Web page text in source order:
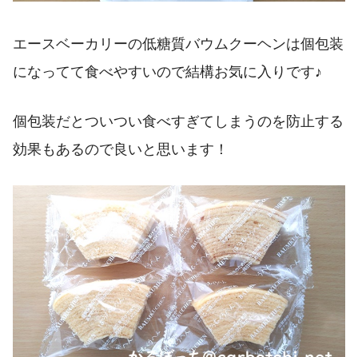
エースベーカリーの低糖質バウムクーヘンは個包装
になってて食べやすいので結構お気に入りです♪
個包装だとついつい食べすぎてしまうのを防止する
効果もあるので良いと思います！